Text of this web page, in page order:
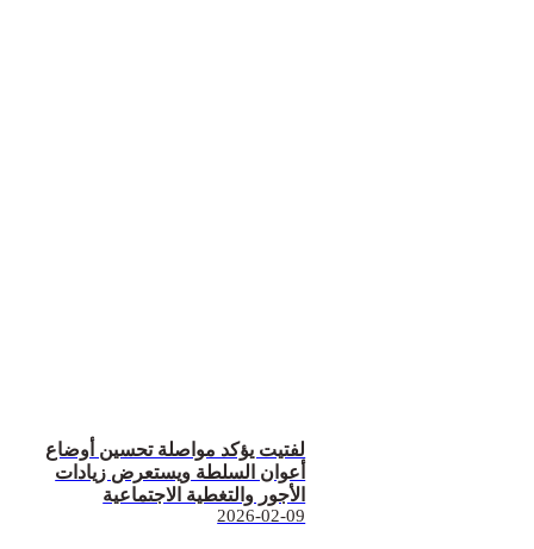
لفتيت يؤكد مواصلة تحسين أوضاع
أعوان السلطة ويستعرض زيادات
الأجور والتغطية الاجتماعية
2026-02-09